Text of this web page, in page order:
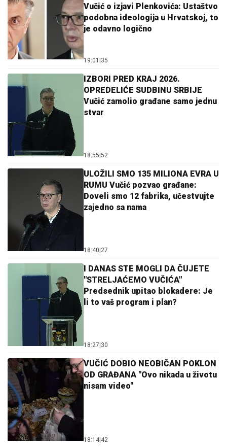
Vučić o izjavi Plenkovića: Ustaštvo
podobna ideologija u Hrvatskoj, to
je odavno logično
19:01 35
IZBORI PRED KRAJ 2026.
OPREDELIĆE SUDBINU SRBIJE
Vučić zamolio građane samo jednu
stvar
18:55 52
ULOŽILI SMO 135 MILIONA EVRA U
RUMU Vučić pozvao građane:
Doveli smo 12 fabrika, učestvujte
zajedno sa nama
18:40 27
I DANAS STE MOGLI DA ČUJETE
"STRELJAĆEMO VUČIĆA"
Predsednik upitao blokadere: Je
li to vaš program i plan?
18:27 30
VUČIĆ DOBIO NEOBIČAN POKLON
OD GRAĐANA "Ovo nikada u životu
nisam video"
18:14 42